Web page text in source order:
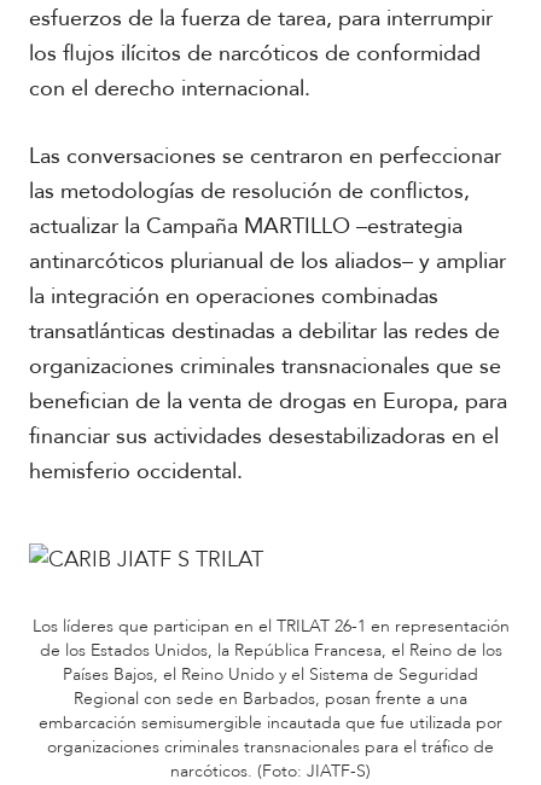
esfuerzos de la fuerza de tarea, para interrumpir
los flujos ilícitos de narcóticos de conformidad
con el derecho internacional.
Las conversaciones se centraron en perfeccionar
las metodologías de resolución de conflictos,
actualizar la Campaña MARTILLO –estrategia
antinarcóticos plurianual de los aliados– y ampliar
la integración en operaciones combinadas
transatlánticas destinadas a debilitar las redes de
organizaciones criminales transnacionales que se
benefician de la venta de drogas en Europa, para
financiar sus actividades desestabilizadoras en el
hemisferio occidental.
Los líderes que participan en el TRILAT 26-1 en representación
de los Estados Unidos, la República Francesa, el Reino de los
Países Bajos, el Reino Unido y el Sistema de Seguridad
Regional con sede en Barbados, posan frente a una
embarcación semisumergible incautada que fue utilizada por
organizaciones criminales transnacionales para el tráfico de
narcóticos. (Foto: JIATF-S)